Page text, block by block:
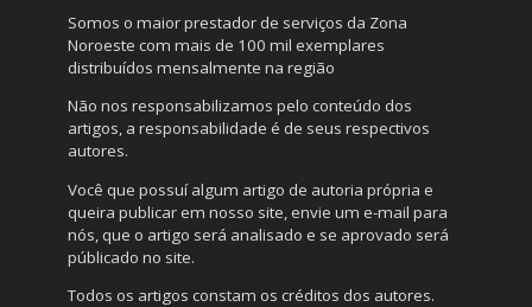
Somos o maior prestador de serviços da Zona
Noroeste com mais de 100 mil exemplares
distribuídos mensalmente na região
Não nos responsabilizamos pelo conteúdo dos
artigos, a responsabilidade é de seus respectivos
autores.
Você que possuí algum artigo de autoria própria e
queira publicar em nosso site, envie um e-mail para
nós, que o artigo será analisado e se aprovado será
públicado no site.
Todos os artigos constam os créditos dos autores.